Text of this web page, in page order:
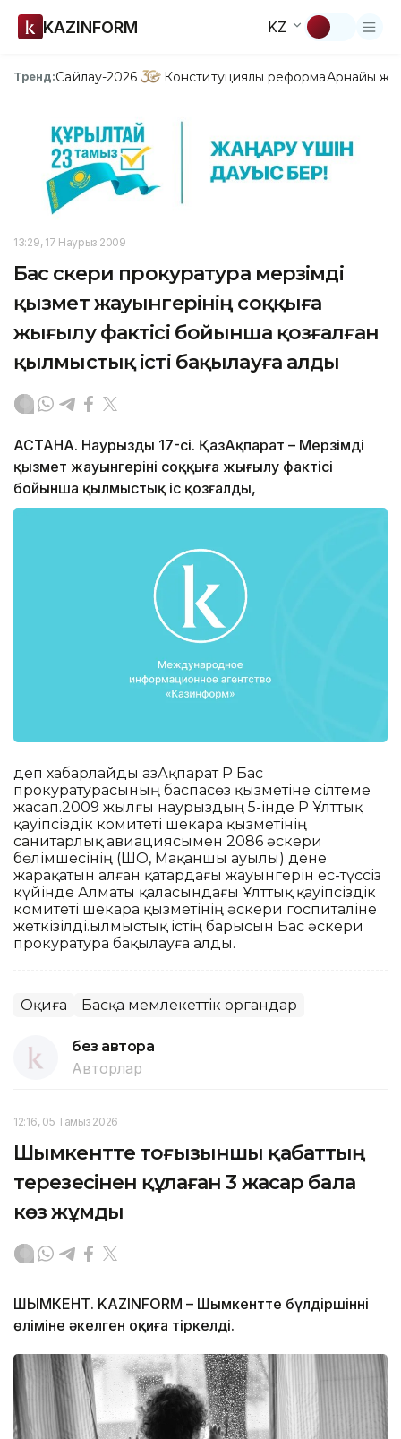
KAZINFORM KZ
Тренд:Сайлау-2026 Конституциялық реформаАрнайы
13:29, 17 Наурыз 2009
Бас әскери прокуратура мерзімді
қызмет жауынгерінің соққыға
жығылу фактісі бойынша қозғалған
қылмыстық істі бақылауға алды
АСТАНА. Наурыздың 17-сі. ҚазАқпарат – Мерзімді
қызмет жауынгерінің соққыға жығылу фактісі
бойынша қылмыстық іс қозғалды,
деп хабарлайды ҚазАқпарат ҚР Бас
прокуратурасының баспасөз қызметіне сілтеме
жасап.2009 жылғы наурыздың 5-інде ҚР Ұлттық
қауіпсіздік комитеті шекара қызметінің
санитарлық авиациясымен 2086 әскери
бөлімшесінің (ШҚО, Мақаншы ауылы) дене
жарақатын алған қатардағы жауынгерін ес-түссіз
күйінде Алматы қаласындағы Ұлттық қауіпсіздік
комитеті шекара қызметінің әскери госпиталіне
жеткізілді.Қылмыстық істің барысын Бас әскери
прокуратура бақылауға алды.
Оқиға Басқа мемлекеттік органдар
без автора
Авторлар
12:16, 05 Тамыз 2026
Шымкентте тоғызыншы қабаттың
терезесінен құлаған 3 жасар бала
көз жұмды
ШЫМКЕНТ. KAZINFORM – Шымкентте бүлдіршіннің
өліміне әкелген оқиға тіркелді.